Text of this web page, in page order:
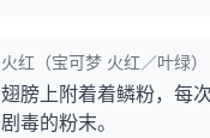
火红（宝可梦 火红／叶绿）
翅膀上附着着鳞粉，每
剧毒的粉末。